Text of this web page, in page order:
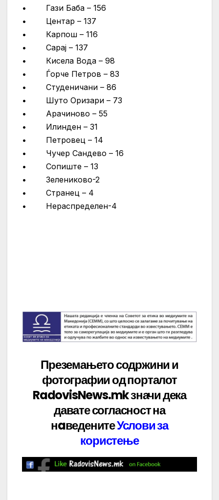
• Гази Баба – 156
• Центар – 137
• Карпош – 116
• Сарај – 137
• Кисела Вода – 98
• Ѓорче Петров – 83
• Студеничани – 86
• Шуто Оризари – 73
• Арачиново – 55
• Илинден – 31
• Петровец – 14
• Чучер Сандево – 16
• Сопиште – 13
• Зелениково-2
• Странец – 4
• Нераспределен-4
Преземањето содржини и
фотографии од порталот
RadovisNews.mk значи дека
даватесогласност на
нaведенитеУслови за
користење